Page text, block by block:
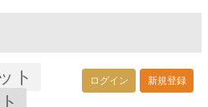
ログイン 新規登録
ト